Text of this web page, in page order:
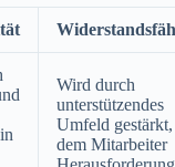
Wird durch
unterstützendes
Umfeld
dem Mitarbeiter